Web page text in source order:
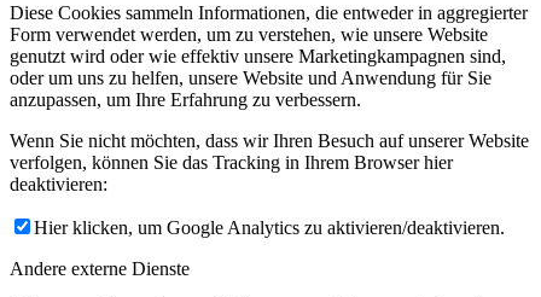
Diese Cookies sammeln Informationen, die entweder in aggregierter
Form verwendet werden, um zu verstehen, wie unsere Website
genutzt wird oder wie effektiv unsere Marketingkampagnen sind,
oder um uns zu helfen, unsere Website und Anwendung für Sie
anzupassen, um Ihre Erfahrung zu verbessern.
Wenn Sie nicht möchten, dass wir Ihren Besuch auf unserer Website
verfolgen, können Sie das Tracking in Ihrem Browser hier
deaktivieren:
Hier klicken, um Google Analytics zu aktivieren/deaktivieren.
Andere externe Dienste